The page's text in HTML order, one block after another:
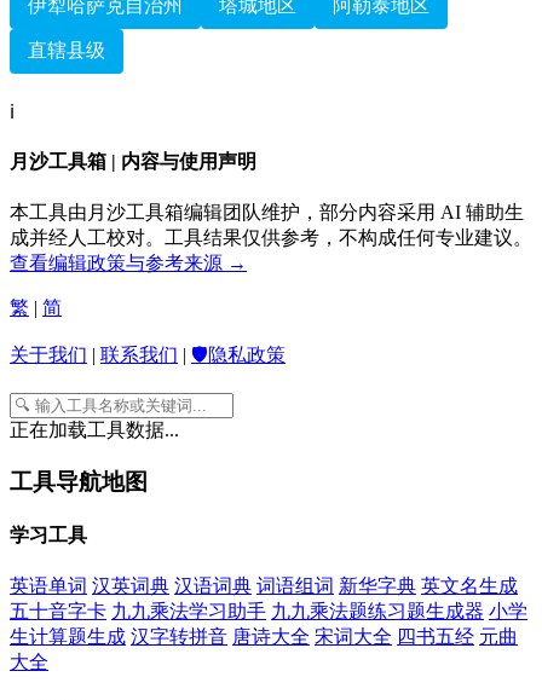
伊犁哈萨克自治州 塔城地区 阿勒泰地区
直辖县级
ℹ️
月沙工具箱 | 内容与使用声明
本工具由月沙工具箱编辑团队维护，部分内容采用 AI 辅助生
成并经人工校对。工具结果仅供参考，不构成任何专业建议。
查看编辑政策与参考来源 →
繁 | 简
关于我们 | 联系我们 | 🛡️隐私政策
正在加载工具数据...
工具导航地图
学习工具
英语单词 汉英词典 汉语词典 词语组词 新华字典 英文名生成
五十音字卡 九九乘法学习助手 九九乘法题练习题生成器 小学
生计算题生成 汉字转拼音 唐诗大全 宋词大全 四书五经 元曲
大全